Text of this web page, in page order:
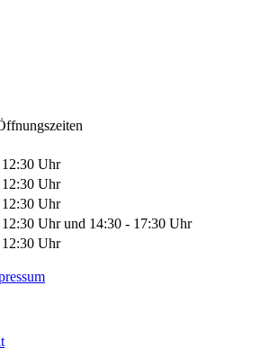
Uhr
Uhr
Uhr
Uhr und 14:30 - 17:30 Uhr
Uhr